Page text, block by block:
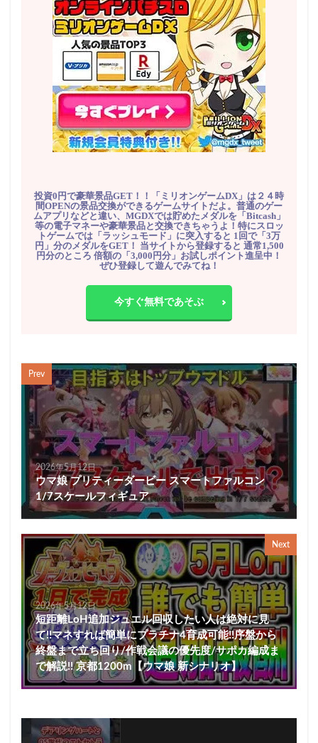
投資0円で豪華景品GET！！「ミリオンゲームDX」は２４時
間OPENの景品交換ができるゲームサイトだよ。普通のゲー
ムアプリなどと違い、MGDXでは貯めたメダルを「Bitcash」
等の電子マネーや豪華景品と交換できちゃうよ！特にスロッ
トゲームでは「ラッシュモード」に突入すると 1回で「3万
円」分のメダルをGET！ 当サイトから登録すると 通常1,500
円分のところ 倍額の「3,000円分」お試しポイント進呈中！
ぜひ登録して遊んでみてね！
今すぐ無料であそぶ
Prev
2026年5月12日
ウマ娘 プリティーダービー スマートファルコン
1/7スケールフィギュア
Next
2026年5月12日
短距離LoH追加ジュエル回収したい人は絶対に見
て!!マネすれば簡単にプラチナ4育成可能!!序盤から
終盤まで立ち回り/作戦会議の優先度/サポカ編成ま
で解説!! 京都1200m【ウマ娘 新シナリオ】